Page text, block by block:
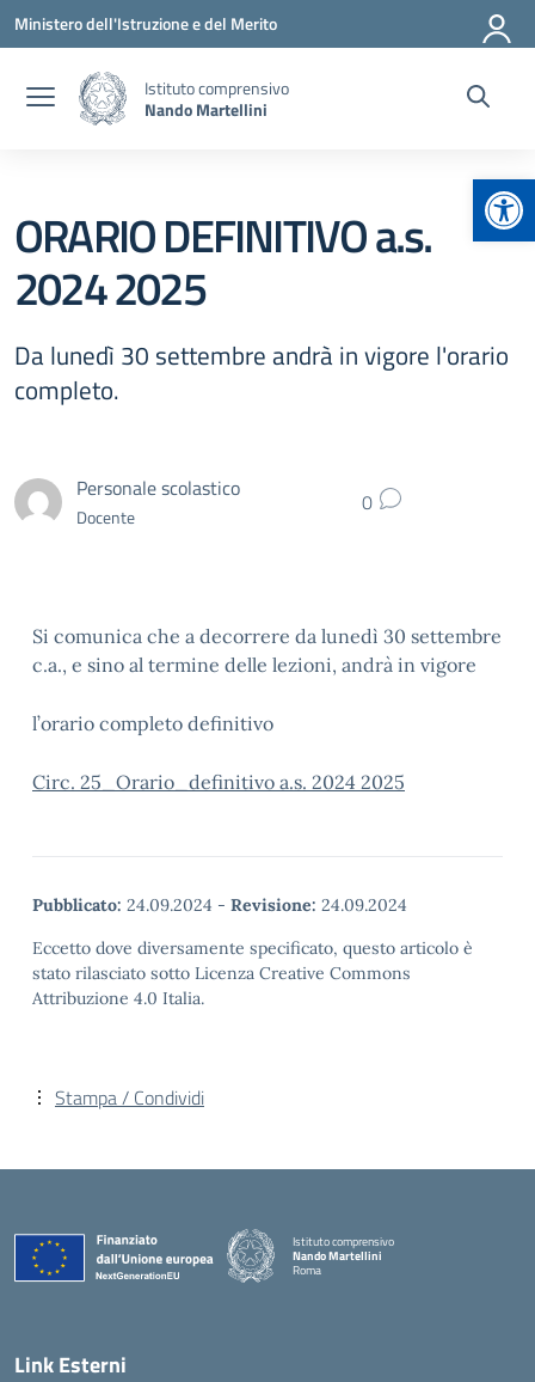
Vai ai contenuti
Vai al menu di navigazione
Vai al footer
Ministero dell'Istruzione e del Merito
Istituto comprensivo
Nando Martellini
ORARIO DEFINITIVO a.s.
2024 2025
Da lunedì 30 settembre andrà in vigore l'orario
completo.
Personale scolastico
Docente 0
Si comunica che a decorrere da lunedì 30 settembre
c.a., e sino al termine delle lezioni, andrà in vigore
l’orario completo definitivo
Circ. 25_Orario_definitivo a.s. 2024 2025
Pubblicato: 24.09.2024 - Revisione: 24.09.2024
Eccetto dove diversamente specificato, questo articolo è
stato rilasciato sotto Licenza Creative Commons
Attribuzione 4.0 Italia.
Stampa / Condividi
Istituto comprensivo
Nando Martellini
Roma
Link Esterni